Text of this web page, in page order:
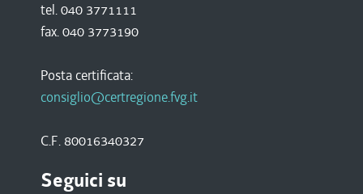
tel. 040 3771111
fax. 040 3773190
Posta certificata:
consiglio@certregione.fvg.it
C.F. 80016340327
Seguici su